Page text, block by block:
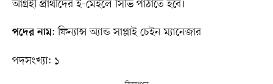
আগ্রহী প্রার্থীদের ই-মেইলে সিভি পাঠাতে হবে।
পদের নাম: ফিন্যান্স অ্যান্ড সাপ্লাই চেইন ম্যানেজার
পদসংখ্যা: ১